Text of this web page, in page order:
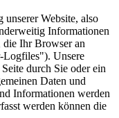
Website, also
Informationen
die Ihr Browser an
Logfiles"). Unsere
durch Sie oder ein
Daten und
Informationen werden
werden können die